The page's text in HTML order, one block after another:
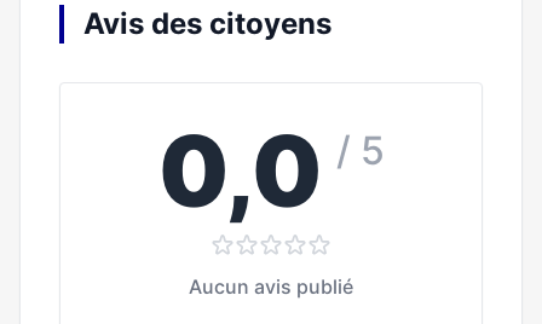
Avis des citoyens
0,0 / 5
Aucun avis publié